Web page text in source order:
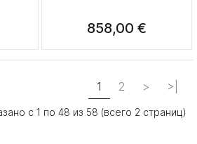
858,00 €
1 2 > >|
с 1 по 48 из 58 (всего 2 страниц)